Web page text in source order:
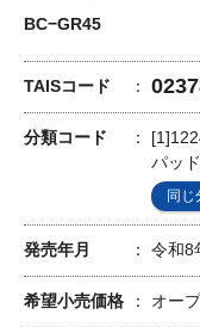
BC−GR45
TAISコード
分類コード
パッ
同じ
発売年月 令和8
希望小売価格 オー